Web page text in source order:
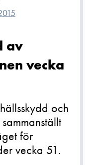
av
vecka
och
för
vecka 51.